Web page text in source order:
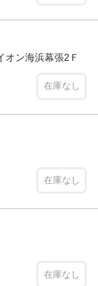
ン海浜幕張2Ｆ
在庫なし
在庫なし
在庫なし